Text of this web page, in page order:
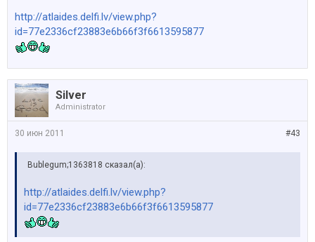
http://atlaides.delfi.lv/view.php?
id=77e2336cf23883e6b66f3f6613595877
Silver
Administrator
#43
30 июн 2011
Bublegum;1363818 сказал(а):
http://atlaides.delfi.lv/view.php?
id=77e2336cf23883e6b66f3f6613595877